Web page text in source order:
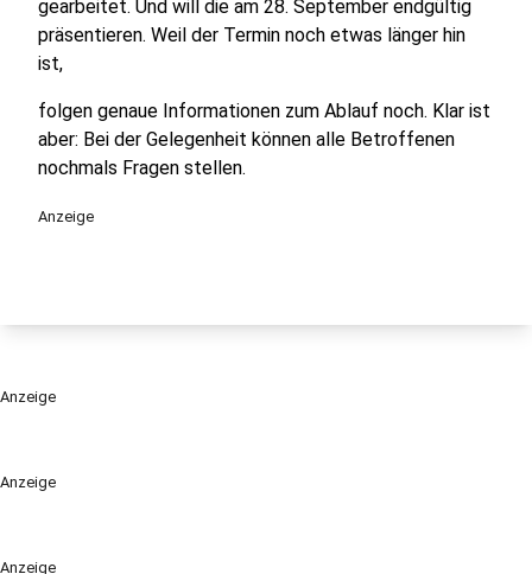
Anzeige
Anzeige
gearbeitet. Und will die am 28. September endgültig
präsentieren. Weil der Termin noch etwas länger hin
ist,
folgen genaue Informationen zum Ablauf noch. Klar ist
aber: Bei der Gelegenheit können alle Betroffenen
nochmals Fragen stellen.
Anzeige
Anzeige